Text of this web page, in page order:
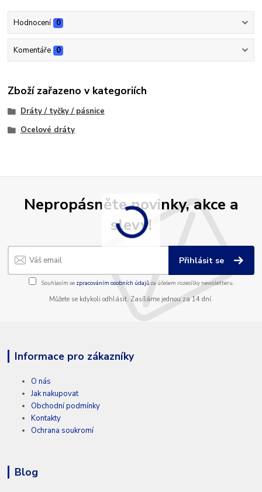
Hodnocení 0
Komentáře 0
Zboží zařazeno v kategoriích
Dráty / tyčky / pásnice
Ocelové dráty
Nepropásněte novinky, akce a
slevy!
Přihlásit se
Souhlasím se zpracováním osobních údajůza účelem rozesílky newsletteru.
Můžete se kdykoli odhlásit. Zasíláme jednou za 14 dní.
Informace pro zákazníky
O nás
Jak nakupovat
Obchodní podmínky
Kontakty
Ochrana soukromí
Blog